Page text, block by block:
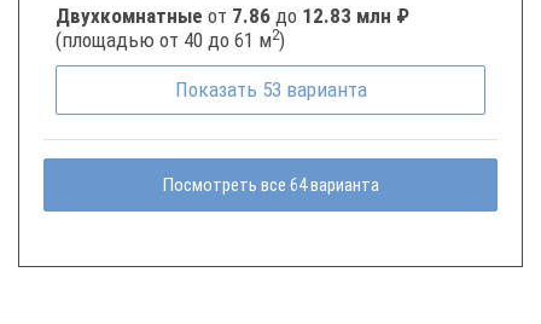
Двухкомнатные от 7.86 до 12.83 млн ₽
(площадью от 40 до 61 м2)
Показать 53 варианта
Посмотреть все 64 варианта